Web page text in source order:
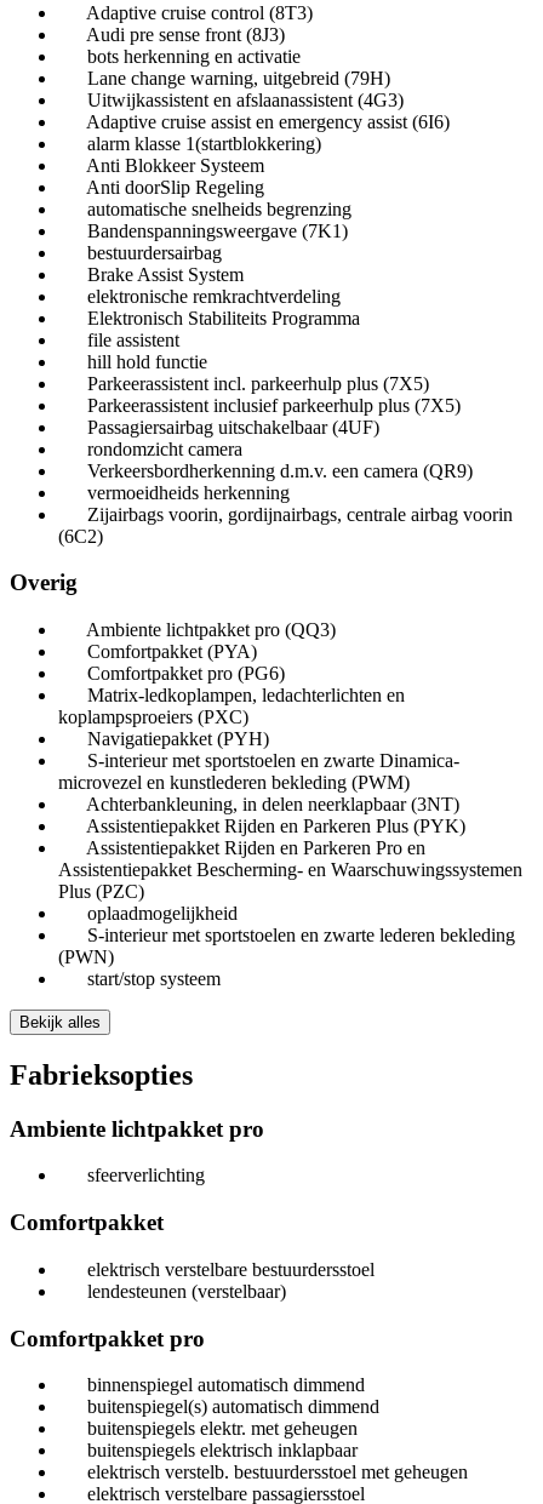
Adaptive cruise control (8T3)
Audi pre sense front (8J3)
bots herkenning en activatie
Lane change warning, uitgebreid (79H)
Uitwijkassistent en afslaanassistent (4G3)
Adaptive cruise assist en emergency assist (6I6)
alarm klasse 1(startblokkering)
Anti Blokkeer Systeem
Anti doorSlip Regeling
automatische snelheids begrenzing
Bandenspanningsweergave (7K1)
bestuurdersairbag
Brake Assist System
elektronische remkrachtverdeling
Elektronisch Stabiliteits Programma
file assistent
hill hold functie
Parkeerassistent incl. parkeerhulp plus (7X5)
Parkeerassistent inclusief parkeerhulp plus (7X5)
Passagiersairbag uitschakelbaar (4UF)
rondomzicht camera
Verkeersbordherkenning d.m.v. een camera (QR9)
vermoeidheids herkenning
Zijairbags voorin, gordijnairbags, centrale airbag voorin
(6C2)
Overig
Ambiente lichtpakket pro (QQ3)
Comfortpakket (PYA)
Comfortpakket pro (PG6)
Matrix-ledkoplampen, ledachterlichten en
koplampsproeiers (PXC)
Navigatiepakket (PYH)
S-interieur met sportstoelen en zwarte Dinamica-
microvezel en kunstlederen bekleding (PWM)
Achterbankleuning, in delen neerklapbaar (3NT)
Assistentiepakket Rijden en Parkeren Plus (PYK)
Assistentiepakket Rijden en Parkeren Pro en
Assistentiepakket Bescherming- en Waarschuwingssystemen
Plus (PZC)
oplaadmogelijkheid
S-interieur met sportstoelen en zwarte lederen bekleding
(PWN)
start/stop systeem
Bekijk alles
Fabrieksopties
Ambiente lichtpakket pro
sfeerverlichting
Comfortpakket
elektrisch verstelbare bestuurdersstoel
lendesteunen (verstelbaar)
Comfortpakket pro
binnenspiegel automatisch dimmend
buitenspiegel(s) automatisch dimmend
buitenspiegels elektr. met geheugen
buitenspiegels elektrisch inklapbaar
elektrisch verstelb. bestuurdersstoel met geheugen
elektrisch verstelbare passagiersstoel